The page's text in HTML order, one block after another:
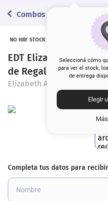
Seleccioná cómo
para ver el stock,
de entrega
Elegir
Combos con Regalo
NO HAY STOCK
EDT Elizabeth Arden
de Regalo
Elizabeth Arden
3.
5. corrector
rubor
cher